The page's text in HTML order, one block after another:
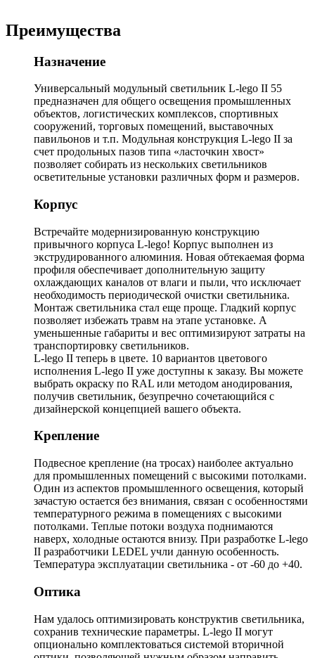
Преимущества
Назначение
Универсальный модульный светильник L-lego II 55
предназначен для общего освещения промышленных
объектов, логистических комплексов, спортивных
сооружений, торговых помещений, выставочных
павильонов и т.п. Модульная конструкция L-lego II за
счет продольных пазов типа «ласточкин хвост»
позволяет собирать из нескольких светильников
осветительные установки различных форм и размеров.
Корпус
Встречайте модернизированную конструкцию
привычного корпуса L-lego! Корпус выполнен из
экструдированного алюминия. Новая обтекаемая форма
профиля обеспечивает дополнительную защиту
охлаждающих каналов от влаги и пыли, что исключает
необходимость периодической очистки светильника.
Монтаж светильника стал еще проще. Гладкий корпус
позволяет избежать травм на этапе установке. А
уменьшенные габариты и вес оптимизируют затраты на
транспортировку светильников.
L-lego II теперь в цвете. 10 вариантов цветового
исполнения L-lego II уже доступны к заказу. Вы можете
выбрать окраску по RAL или методом анодирования,
получив светильник, безупречно сочетающийся с
дизайнерской концепцией вашего объекта.
Крепление
Подвесное крепление (на тросах) наиболее актуально
для промышленных помещений с высокими потолками.
Один из аспектов промышленного освещения, который
зачастую остается без внимания, связан с особенностями
температурного режима в помещениях с высокими
потолками. Теплые потоки воздуха поднимаются
наверх, холодные остаются внизу. При разработке L-lego
II разработчики LEDEL учли данную особенность.
Температура эксплуатации светильника - от -60 до +40.
Оптика
Нам удалось оптимизировать конструктив светильника,
сохранив технические параметры. L-lego II могут
опционально комплектоваться системой вторичной